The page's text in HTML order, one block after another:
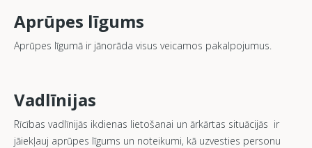
Aprūpes līgums
Aprūpes līgumā ir jānorāda visus veicamos pakalpojumus.
Vadlīnijas
Rīcības vadlīnijās ikdienas lietošanai un ārkārtas situācijās ir
jāiekļauj aprūpes līgums un noteikumi, kā uzvesties personu